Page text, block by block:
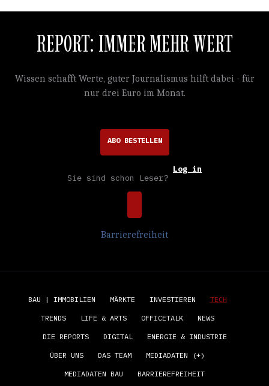
REPORT: IMMER MEHR WERT
Wissen schafft Werte, guter Journalismus hilft dabei - für
nur drei Euro im Monat.
ABO BESTELLEN
Sie sind schon Leser?
Log in
Barrierefreiheit
BAU | IMMOBILIEN MÄRKTE INVESTIEREN TECH
TRENDS LIFE & ARTS OFFICETALK NEWS
DIE REPORTS DIGITAL ENERGIE & INDUSTRIE
ÜBER UNS DAS TEAM MEDIADATEN (+)
MEDIADATEN BAU BARRIEREFREIHEIT